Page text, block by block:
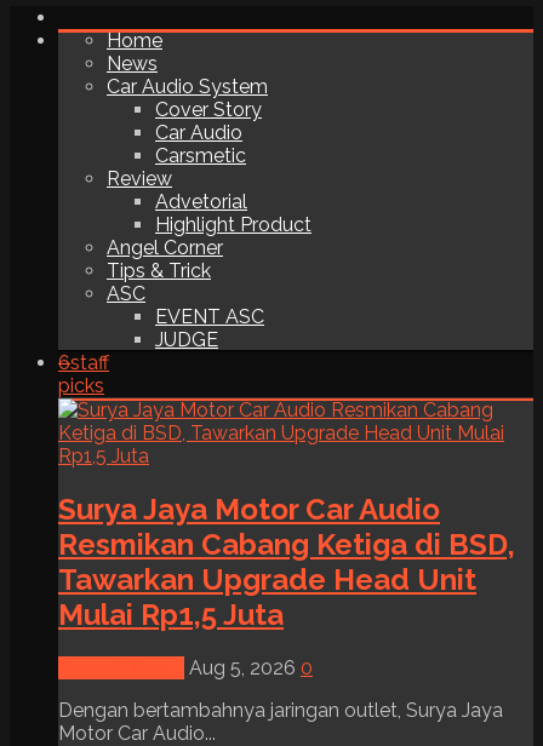
Home
News
Car Audio System
Cover Story
Car Audio
Carsmetic
Review
Advetorial
Highlight Product
Angel Corner
Tips & Trick
ASC
EVENT ASC
JUDGE
6staff
picks
Surya Jaya Motor Car Audio
Resmikan Cabang Ketiga di BSD,
Tawarkan Upgrade Head Unit
Mulai Rp1,5 Juta
Aug 5, 2026 0
Dengan bertambahnya jaringan outlet, Surya Jaya
Motor Car Audio...